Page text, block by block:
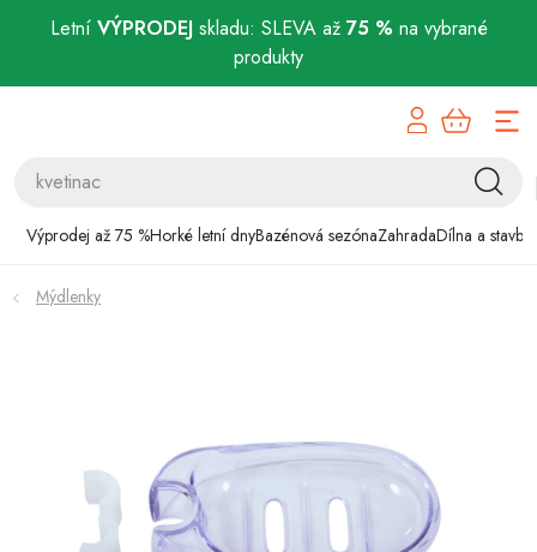
Letní VÝPRODEJskladu: SLEVA až 75 % na vybrané
produkty
Výprodej až 75 %Horké letní dnyBazénová sezónaZahradaDílna a stavba
Bazénová sezóna
Zahrada
Chovatelské potřeby
Hobby
Mýdlenky